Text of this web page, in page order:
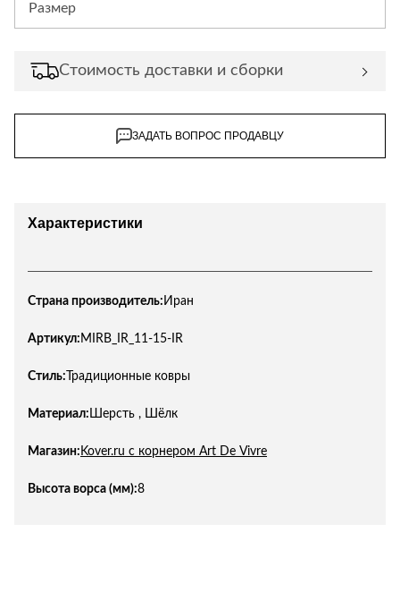
Размер
Стоимость доставки и сборки
ЗАДАТЬ ВОПРОС ПРОДАВЦУ
Характеристики
Страна производитель: Иран
Артикул: MIRB_IR_11-15-IR
Стиль: Традиционные ковры
Материал: Шерсть , Шёлк
Магазин: Kover.ru с корнером Art De Vivre
Высота ворса (мм):8